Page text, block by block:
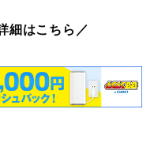
細はこちら／